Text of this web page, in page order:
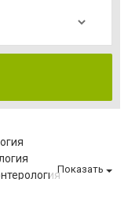
Показать